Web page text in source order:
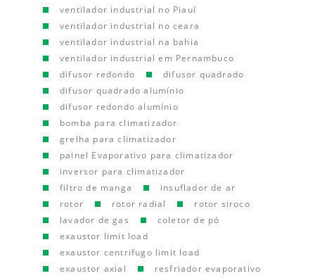
ventilador industrial no Piauí
ventilador industrial no ceara
ventilador industrial na bahia
ventilador industrial em Pernambuco
difusor redondo
difusor quadrado
difusor quadrado alumínio
difusor redondo alumínio
bomba para climatizador
grelha para climatizador
painel Evaporativo para climatizador
inversor para climatizador
filtro de manga
insuflador de ar
rotor
rotor radial
rotor siroco
lavador de gas
coletor de pó
exaustor limit load
exaustor centrifugo limit load
exaustor axial
resfriador evaporativo